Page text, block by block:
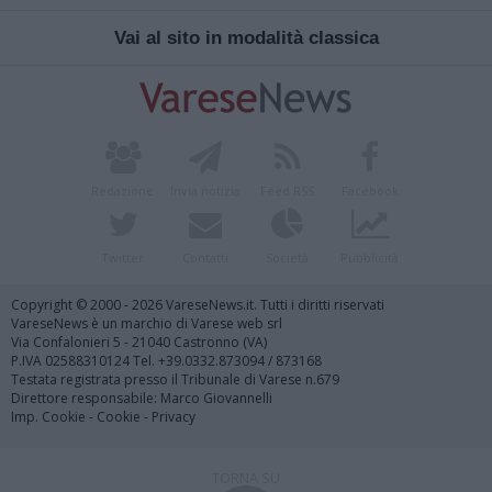
Vai al sito in modalità classica
Copyright © 2000 - 2026 VareseNews.it. Tutti i diritti riservati
VareseNews è un marchio di Varese web srl
Via Confalonieri 5 - 21040 Castronno (VA)
P.IVA 02588310124 Tel. +39.0332.873094 / 873168
Testata registrata presso il Tribunale di Varese n.679
Direttore responsabile: Marco Giovannelli
Imp. Cookie - Cookie - Privacy